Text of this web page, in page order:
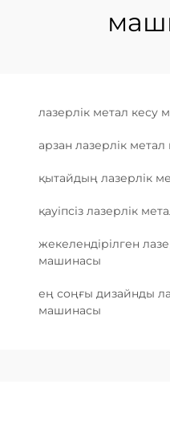
лазерлік метал кесу
арзан лазерлік
қытайдың лазерлік
қауіпсіз лазерлік
жекелендірілген
машинасы
ең соңғы дизайнды
машинасы